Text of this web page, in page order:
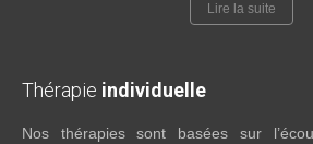
Lire la suite
Thérapie individuelle
Nos thérapies sont basées sur